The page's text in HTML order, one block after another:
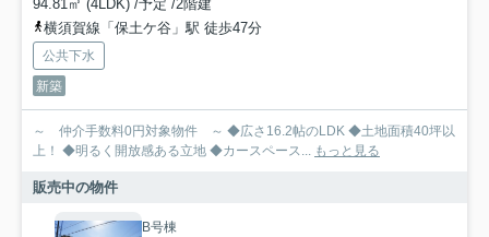
94.81㎡ (4LDK) /予定 /2階建
横須賀線「保土ケ谷」駅 徒歩47分
公共下水
新築
～ 仲介手数料0円対象物件 ～ ◆広さ16.2帖のLDK ◆土地面積40坪以
上！ ◆明るく開放感ある立地 ◆カースペース...
もっと見る
販売中の物件
B号棟